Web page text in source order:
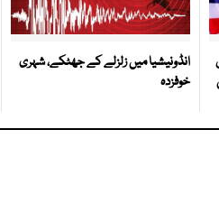
انڈونیشیا میں زلزلے کے جھٹکے، شہری
خوفزدہ